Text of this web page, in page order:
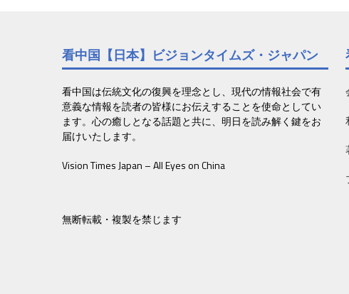
看中国【日本】ビジョンタイムズ・ジャパン
看中国は伝統文化の復興を理念とし、現代の情報社会で有
意義な情報を読者の皆様にお伝えすることを使命としてい
ます。心の癒しとなる話題と共に、明日を読み解く鍵をお
届けいたします。
Vision Times Japan – All Eyes on China
無断転載・複製を禁じます